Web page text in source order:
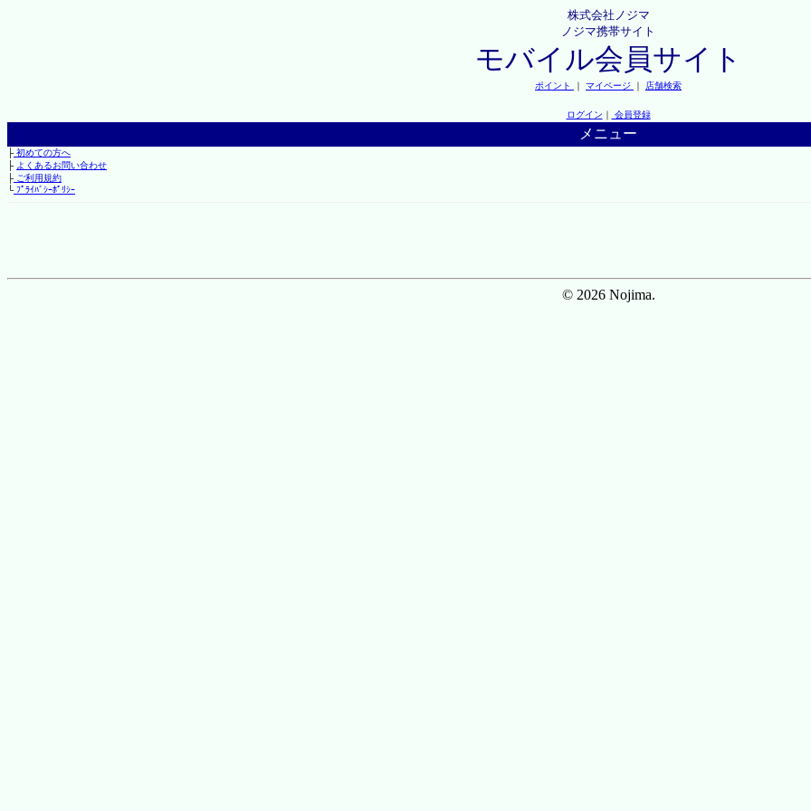
株式会社ノジマ
ノジマ携帯サイト
モバイル会員サイト
ポイント ｜ マイページ ｜ 店舗検索
ログイン ｜ 会員登録
メニュー
├初めての方へ
├ よくあるお問い合わせ
├ご利用規約
└ﾌﾟﾗｲﾊﾞｼｰﾎﾟﾘｼｰ
© 2026 Nojima.